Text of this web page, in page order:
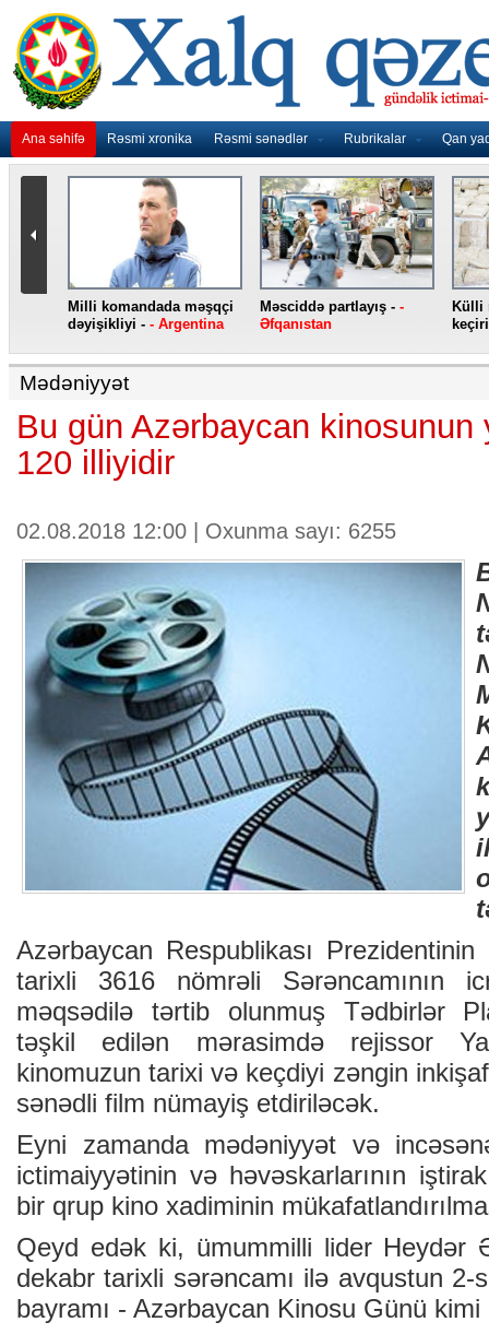
Ana səhifə Rəsmi xronika Rəsmi sənədlər Rubrikalar Qan
Milli komandada məşqçi
dəyişikliyi - - Argentina
Məsciddə partlayış - -
Əfqanıstan
Külli
Mədəniyyət
Bu gün Azərbaycan kinosunun
120 illiyidir
02.08.2018 12:00 | Oxunma sayı: 6255
Azərbaycan Respublikası
tarixli 3616 nömrəli Sərəncamının
məqsədilə tərtib olunmuş Tədbirlər
təşkil edilən mərasimdə rejissor
kinomuzun tarixi və keçdiyi zəngin
sənədli film nümayiş etdiriləcək.
Eyni zamanda mədəniyyət və
ictimaiyyətinin və həvəskarlarının
bir qrup kino xadiminin
Qeyd edək ki, ümummilli lider Heydər
dekabr tarixli sərəncamı ilə avqustun 2-
bayramı - Azərbaycan Kinosu Günü